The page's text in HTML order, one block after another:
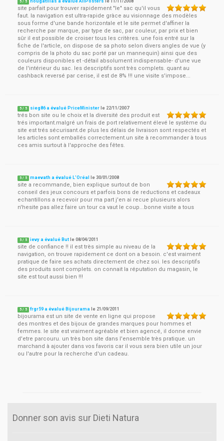
5 / 5 nougatlilas a évalué AllPosters le 11/11/2008
site parfait pour trouver rapidement "le" sac qu'il vous
faut. la navigation est ultra-rapide gràce au visionnage des modèles
sous forme d'une bande horizontale et le site permet d'affiner la
recherche par marque, par type de sac, par couleur, par prix et bien
sûr il est possible de croiser tous les critères. une fois entré sur la
fiche de l'article, on dispose de sa photo selon divers angles de vue (y
compris de la photo du sac porté par un mannequin) ainsi que des
couleurs disponibles et -détail absolument indispensable- d'une vue
de l'intérieur du sac. les descriptifs sont très complets. quant au
cashback reversé par cerise, il est de 8% !!! une visite s'impose...
5 / 5 sieg86 a évalué PriceMinister le 22/11/2007
trés bon site ou le choix et la diversité des produit est
trés important.malgré un frais de port relativement élevé le système du
site est trés sécurisant.de plus les délais de livraison sont respectés et
les articles sont emballés correctement.un site à recommander à tous
ces amis surtout à l'approche des fêtes.
5 / 5 maevath a évalué L'Oréal le30/01/2008
site a recommande, bien explique surtout de bon
conseil des jeux concours et parfois bons de reductions et cadeaux
echantillons a recevoir pour ma part j'en ai recue plusieurs alors
n'hesite pas allez faire un tour ca vaut le coup...bonne visite a tous
5 / 5 ievy a évalué But le08/04/2011
site de confiance !! il est très simple au niveau de la
navigation, on trouve rapidement ce dont on a besoin. c'est vraiment
pratique de faire ses achats directement de chez soi. les descriptifs
des produits sont complets. on connait la réputation du magasin, le
site est tout aussi bien !!!
5 / 5 frgr59 a évalué Bijourama le 21/09/2011
bijourama est un site de vente en ligne qui propose
des montres et des bijoux de grandes marques pour hommes et
femmes. le site est vraiment agréable et bien agencé, il donne envie
d'etre parcouru. un très bon site dans l'ensemble très pratique. un
marchand à ajouter dans vos favoris car il vous sera bien utile un jour
ou l'autre pour la recherche d'un cadeau.
Donner son avis sur Dieti Natura